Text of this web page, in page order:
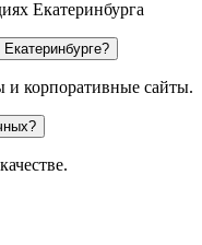
Екатеринбурга
и корпоративные сайты.